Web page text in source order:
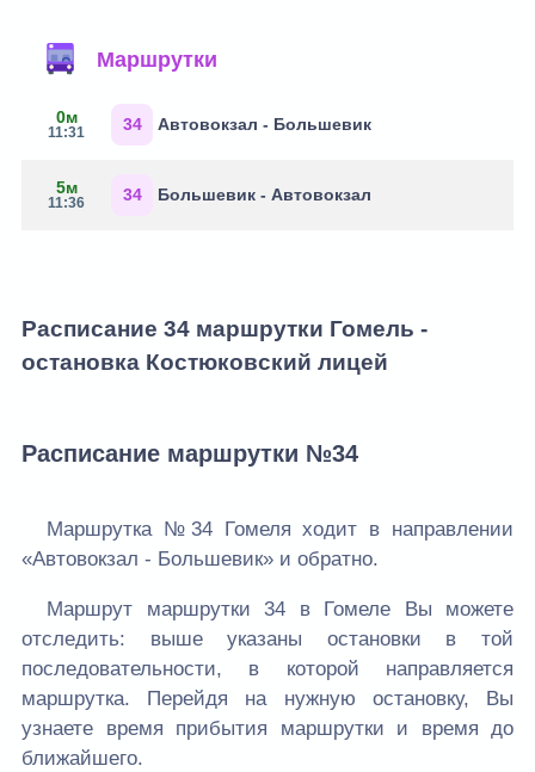
Маршрутки
0м
11:31 34 Автовокзал - Большевик
5м
11:36 34 Большевик - Автовокзал
Расписание 34 маршрутки Гомель -
остановка Костюковский лицей
Расписание маршрутки №34
Маршрутка №34 Гомеля ходит в направлении
«Автовокзал - Большевик» и обратно.
Маршрут маршрутки 34 в Гомеле Вы можете
отследить: выше указаны остановки в той
последовательности, в которой направляется
маршрутка. Перейдя на нужную остановку, Вы
узнаете время прибытия маршрутки и время до
ближайшего.